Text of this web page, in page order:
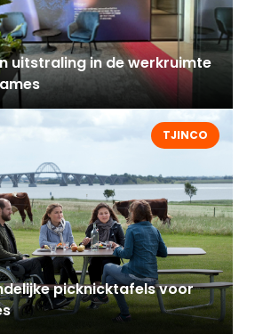
uitstraling in de werkruimte
TJINCO
picknicktafels voor